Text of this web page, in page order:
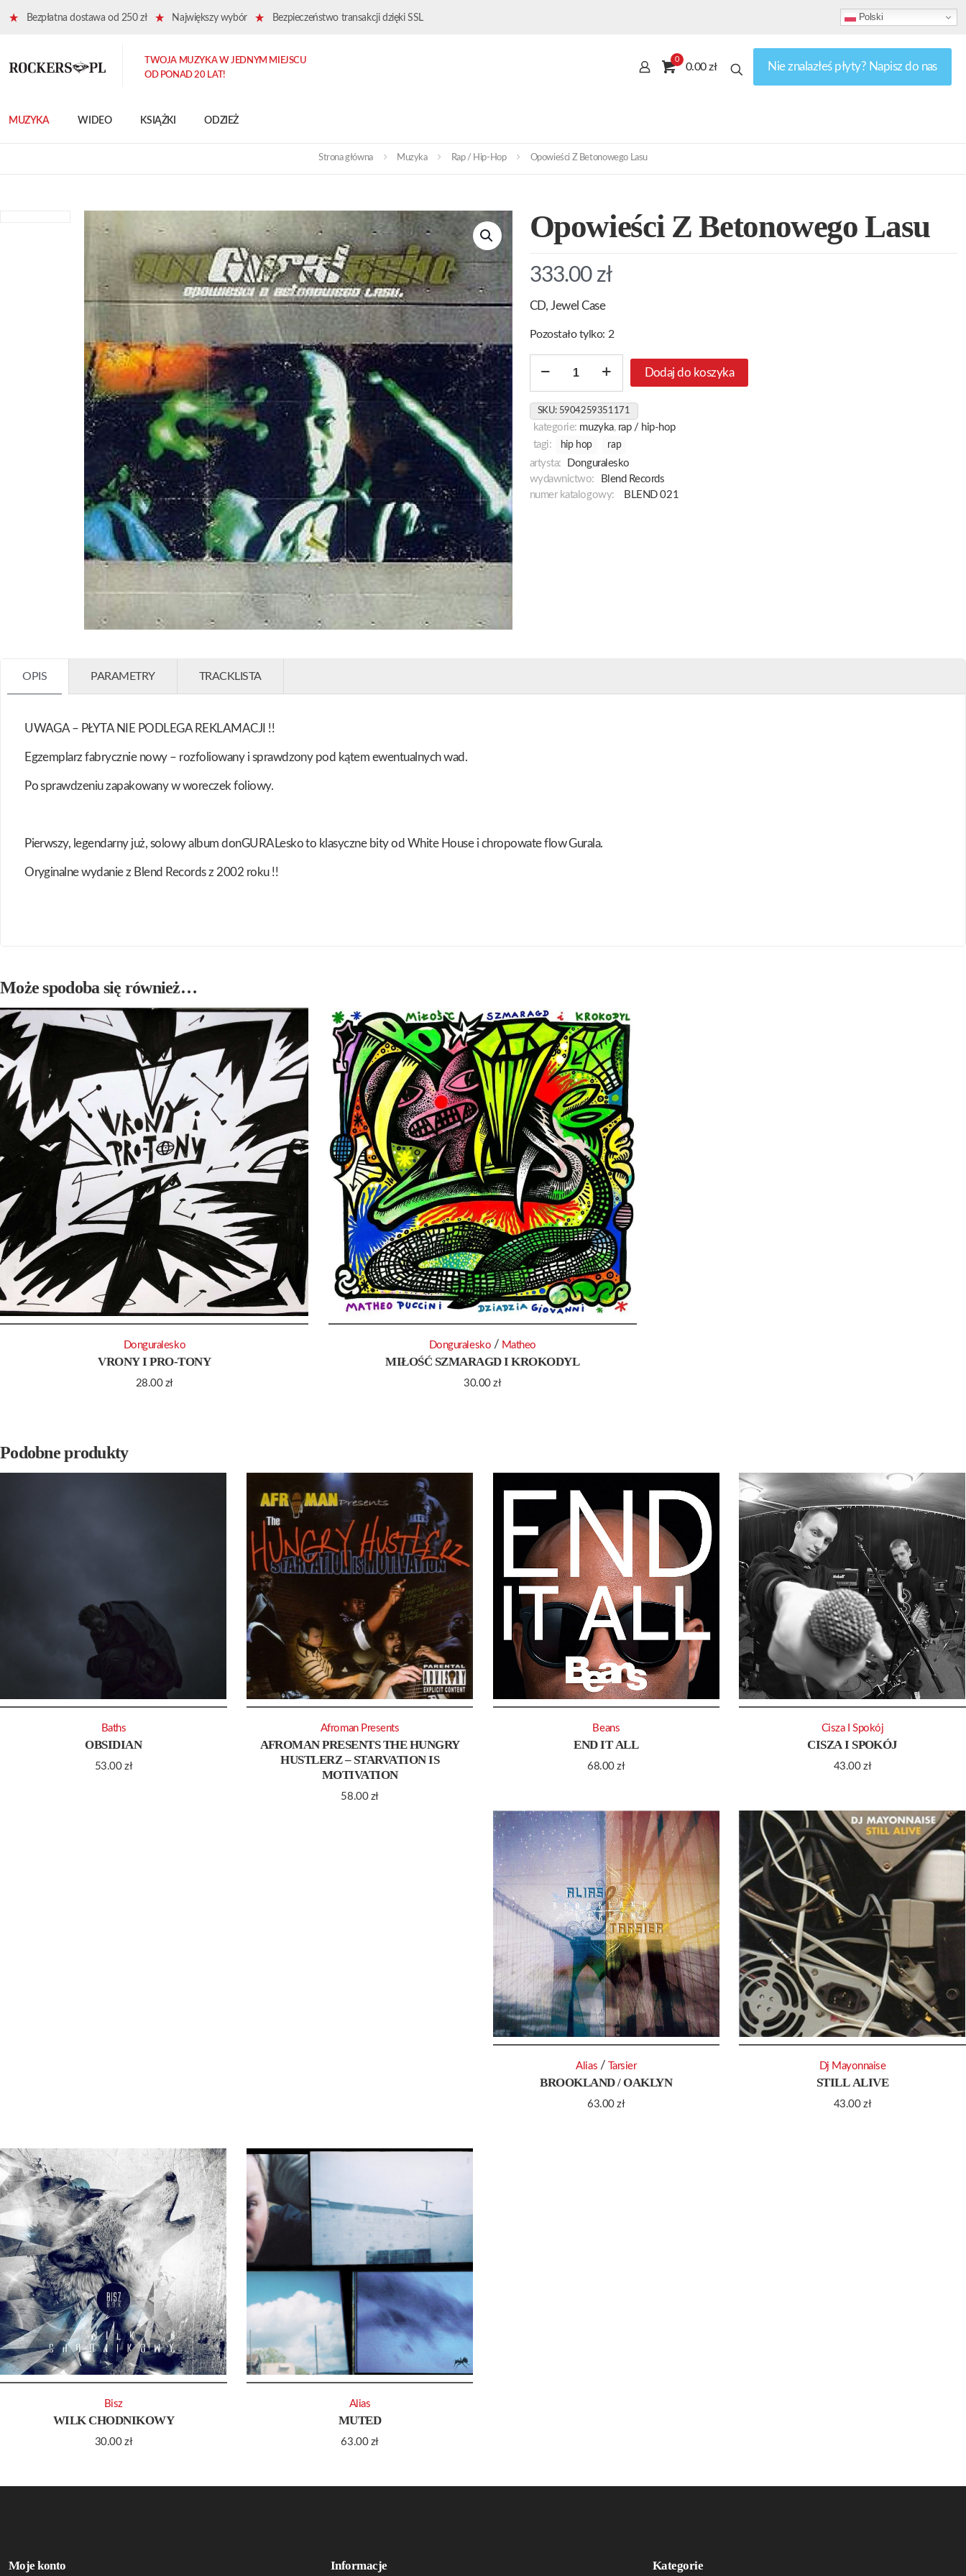
Bezpłatna dostawa od 250 zł Największy wybór Bezpieczeństwo transakcji dzięki SSL Polski
MUZYKA WIDEO KSIĄŻKI ODZIEŻ
TWOJA MUZYKA W JEDNYM MIEJSCU
OD PONAD 20 LAT!
0
0.00 zł Nie znalazłeś płyty? Napisz do nas
Strona główna Muzyka Rap / Hip-Hop Opowieści Z Betonowego Lasu
Opowieści Z Betonowego Lasu
333.00 zł
CD, Jewel Case
Pozostało tylko: 2
Opowieści
Betonowego
Lasu
Dodaj do koszyka
SKU: 5904259351171
kategorie: muzyka, rap / hip-hop
tagi:
hip hop rap
artysta:
Donguralesko
wydawnictwo:
Blend Records
numer katalogowy:
BLEND 021
OPIS PARAMETRY TRACKLISTA
UWAGA – PŁYTA NIE PODLEGA REKLAMACJI !!
Egzemplarz fabrycznie nowy – rozfoliowany i sprawdzony pod kątem ewentualnych wad.
Po sprawdzeniu zapakowany w woreczek foliowy.
Pierwszy, legendarny już, solowy album donGURALesko to klasyczne bity od White House i chropowate flow Gurala.
Oryginalne wydanie z Blend Records z 2002 roku !!
Może spodoba się również…
VRONY I PRO-TONY
28.00 zł
Donguralesko
MIŁOŚĆ SZMARAGD I KROKODYL
30.00zł
Donguralesko / Matheo
Podobne produkty
OBSIDIAN
53.00zł
Baths
AFROMAN PRESENTS THE HUNGRY
HUSTLERZ – STARVATION IS
MOTIVATION
58.00 zł
Afroman Presents
END IT ALL
68.00zł
Beans
CISZA I SPOKÓJ
43.00zł
Cisza I Spokój
BROOKLAND / OAKLYN
63.00zł
Alias / Tarsier
STILL ALIVE
43.00zł
Dj Mayonnaise
WILK CHODNIKOWY
30.00zł
Bisz
MUTED
63.00 zł
Alias
Moje konto Informacje Kategorie